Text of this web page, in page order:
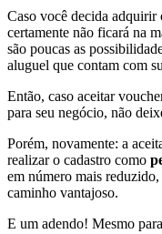
Caso você decida adquirir
certamente não ficará na
são poucas as
aluguel que contam com
Então, caso aceitar
para seu negócio, não
Porém, novamente: a
realizar o cadastro como
em número mais
caminho vantajoso.
E um adendo! Mesmo